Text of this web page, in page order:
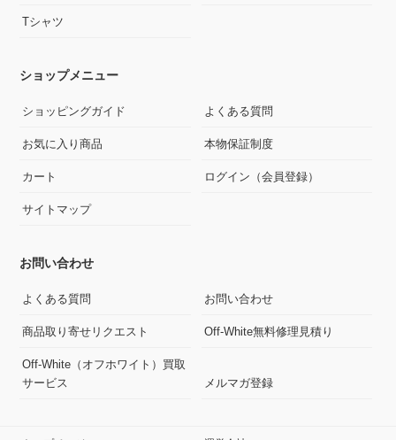
Tシャツ
ショップメニュー
ショッピングガイド よくある質問
お気に入り商品 本物保証制度
カート ログイン（会員登録）
サイトマップ
お問い合わせ
よくある質問 お問い合わせ
商品取り寄せリクエスト Off-White無料修理見積り
Off-White（オフホワイト）買取
サービス
メルマガ登録